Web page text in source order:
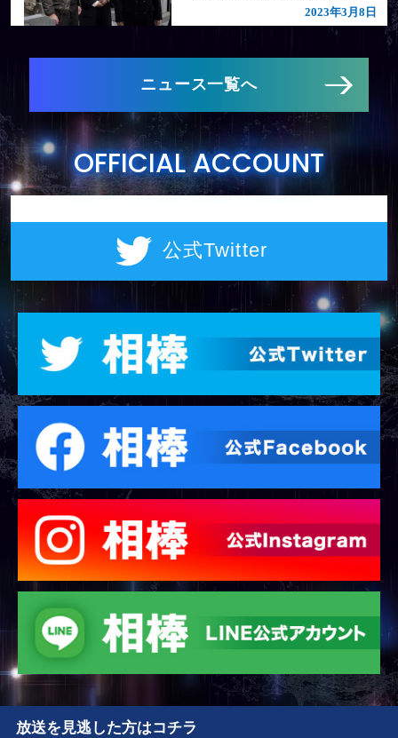
2023年3月8日
ニュース一覧へ
OFFICIAL ACCOUNT
公式Twitter
放送を見逃した方はコチラ